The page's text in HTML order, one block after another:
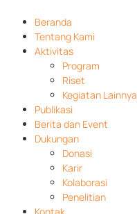
Beranda
Tentang Kami
Aktivitas
Program
Riset
Kegiatan Lainnya
Publikasi
Berita dan Event
Dukungan
Donasi
Karir
Kolaborasi
Penelitian